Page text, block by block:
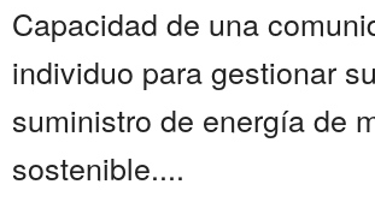
Capacidad de una
individuo para gestionar
suministro de energía de
sostenible....